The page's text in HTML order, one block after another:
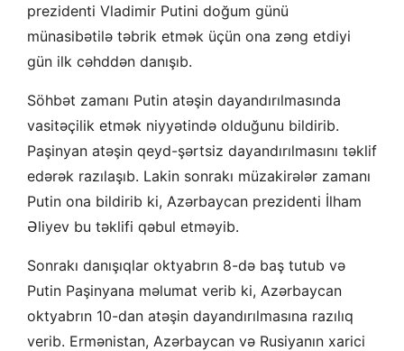
prezidenti Vladimir Putini doğum günü
münasibətilə təbrik etmək üçün ona zəng etdiyi
gün ilk cəhddən danışıb.
Söhbət zamanı Putin atəşin dayandırılmasında
vasitəçilik etmək niyyətində olduğunu bildirib.
Paşinyan atəşin qeyd-şərtsiz dayandırılmasını təklif
edərək razılaşıb. Lakin sonrakı müzakirələr zamanı
Putin ona bildirib ki, Azərbaycan prezidenti İlham
Əliyev bu təklifi qəbul etməyib.
Sonrakı danışıqlar oktyabrın 8-də baş tutub və
Putin Paşinyana məlumat verib ki, Azərbaycan
oktyabrın 10-dan atəşin dayandırılmasına razılıq
verib. Ermənistan, Azərbaycan və Rusiyanın xarici